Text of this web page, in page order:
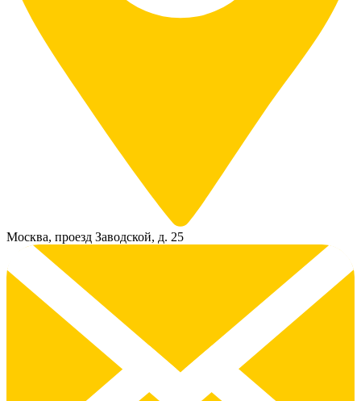
Москва, проезд Заводской, д. 25